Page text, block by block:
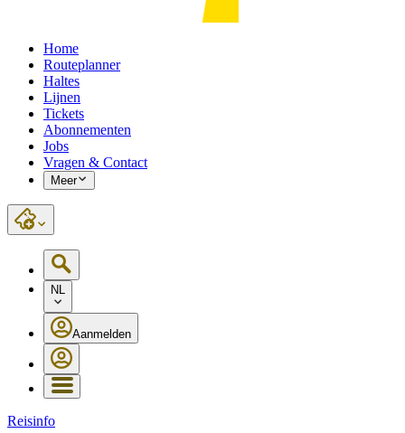
Home
Routeplanner
Haltes
Lijnen
Tickets
Abonnementen
Jobs
Vragen & Contact
Meer
NL
Aanmelden
Reisinfo